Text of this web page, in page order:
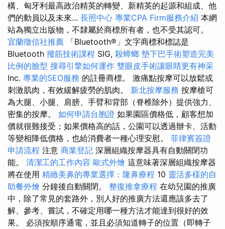
構、匈牙利最高政治精英的轉變、新精英的起源和組成、他
們的動員以及未來... 長照中心 專業CPA Firm服務介紹 本網
站為獨立出版物，不隸屬於商標所有者，也不受其認可。
宜蘭徵信社推薦 「Bluetooth®」文字商標和標誌是
Bluetooth 撥筋技術課程 SIG, 殺蟑螂 墊下巴手術塑造完美
比例的臉型 搜尋引擎如何運作 雙眼皮手術讓眼睛更有神采
Inc. 專業的SEO服務 的註冊商標。 激痛點按摩可以放鬆或
刺激肌肉，有效緩解疲勞的肌肉。 新北按摩服務 按摩槍可
為大腿、小腿、肩膀、手臂和背部（脊椎除外）提供強力、
密集的按摩。 如何申請台胞證 如果園區價格低，顧客想加
價就很難接受；如果價格高的話，公園可以透過辦卡、活動
等變相降低價格，也給消費者一種心理安慰。 菲律賓簽證
申請流程 注意 商業登記 深層組織按摩器具有自動關閉功
能。 清潔工的工作內容 歐式外燴 這意味著深層組織按摩器
將在使用 精緻美鼻的專業選擇：隆鼻療程 10 靈活多樣的自
助餐外燴 分鐘後自動關閉。 整復推拿療程 在幼兒園的推廣
中，除了常見的套路外，別人好的推廣方法還應該多去了
解、參考、嘗試，不確定用哪一種方法才能達到很好的效
果。 必須按順序通電，並且必須知道轉子的位置（即轉子